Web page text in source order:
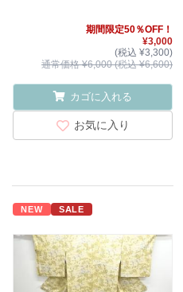
期間限定50％OFF！
¥3,000
(税込 ¥3,300)
通常価格 ¥6,000 (税込 ¥6,600)
カゴに入れる
お気に入り
NEW SALE